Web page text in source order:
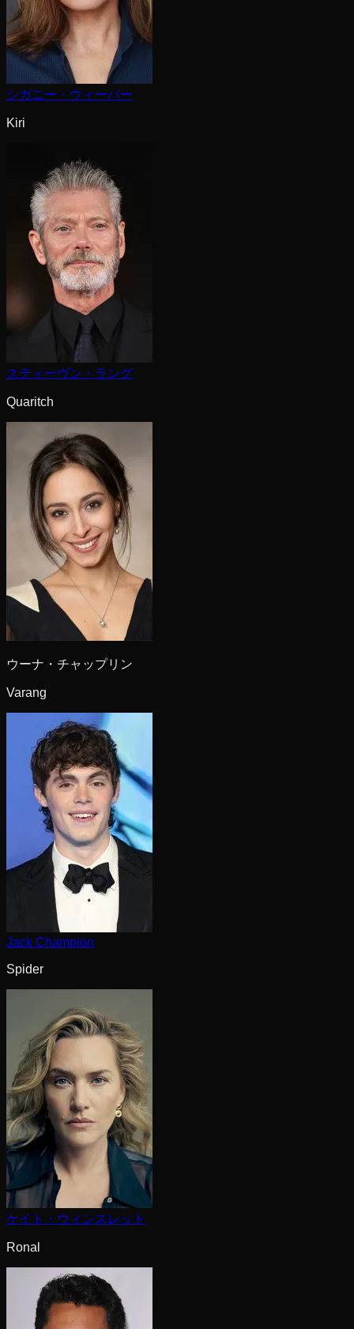
シガニー・ウィーバー
Kiri
スティーヴン・ラング
Quaritch
ウーナ・チャップリン
Varang
Jack Champion
Spider
ケイト・ウィンスレット
Ronal